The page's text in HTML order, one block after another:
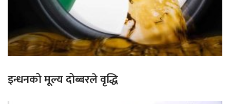
इन्धनको मूल्य दोब्बरले वृद्धि